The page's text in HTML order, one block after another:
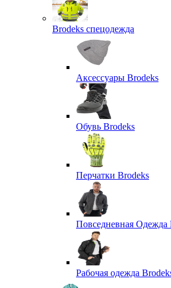
Brodeks спецодежда
Аксессуары Brodeks
Обувь Brodeks
Перчатки Brodeks
Повседневная Одежда
Рабочая одежда